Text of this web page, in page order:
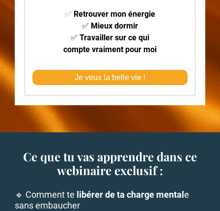
✅ Retrouver mon énergie
✅ Mieux dormir
✅ Travailler sur ce qui
compte vraiment pour moi
Je veux la belle vie !
Ce que tu vas apprendre dans ce
webinaire exclusif :
🔹 Comment te libérer de ta charge mental e
sans embaucher